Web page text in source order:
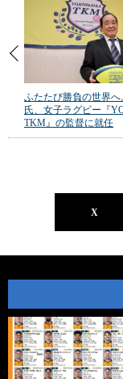
ふたたび勝負の世界へ
氏、女子ラグビー『
TKM』の監督に就任
X